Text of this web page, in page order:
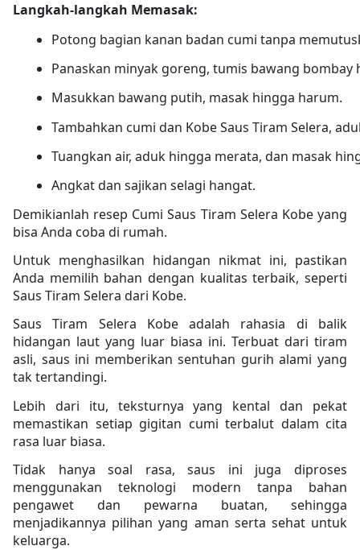
Langkah-langkah Memasak:
Potong bagian kanan badan cumi tanpa
Panaskan minyak goreng, tumis bawang bombay
Masukkan bawang putih, masak hingga harum.
Tambahkan cumi dan Kobe Saus Tiram Selera,
Tuangkan air, aduk hingga merata, dan masak
Angkat dan sajikan selagi hangat.
Demikianlah resep Cumi Saus Tiram Selera Kobe yang
bisa Anda coba di rumah.
Untuk menghasilkan hidangan nikmat ini, pastikan
Anda memilih bahan dengan kualitas terbaik, seperti
Saus Tiram Selera dari Kobe.
Saus Tiram Selera Kobe adalah rahasia di balik
hidangan laut yang luar biasa ini. Terbuat dari tiram
asli, saus ini memberikan sentuhan gurih alami yang
tak tertandingi.
Lebih dari itu, teksturnya yang kental dan pekat
memastikan setiap gigitan cumi terbalut dalam cita
rasa luar biasa.
Tidak hanya soal rasa, saus ini juga diproses
menggunakan teknologi modern tanpa bahan
pengawet dan pewarna buatan, sehingga
menjadikannya pilihan yang aman serta sehat untuk
keluarga.